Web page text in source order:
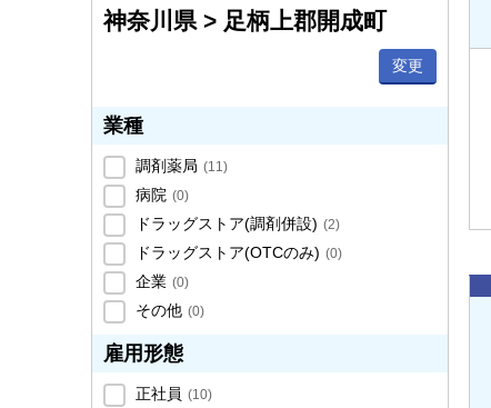
神奈川県 > 足柄上郡開成町
変更
業種
調剤薬局 (11)
病院 (0)
ドラッグストア(調剤併設) (2)
ドラッグストア(OTCのみ) (0)
企業 (0)
その他 (0)
雇用形態
正社員 (10)